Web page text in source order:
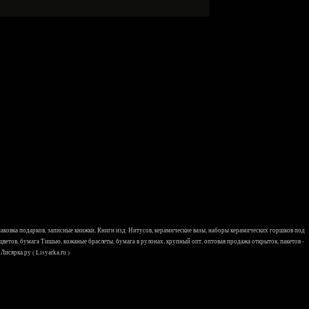
подарков, записные книжки, Книги изд. Нитусов, керамические вазы, наборы керамических горшков под
бумага Тишью, кожаные браслеты, бумага в рулонах, крупный опт, оптовая продажа открыток, пакетов -
( Lisyarka.ru )